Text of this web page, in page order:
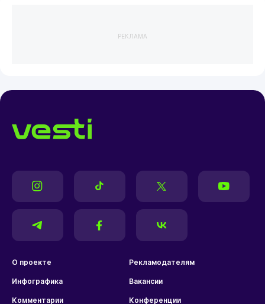
РЕКЛАМА
О проекте Рекламодателям
Инфографика Вакансии
Комментарии Конференции